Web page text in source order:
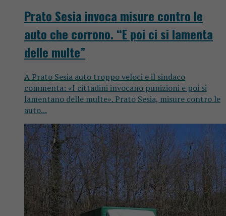
Prato Sesia invoca misure contro le
auto che corrono. “E poi ci si lamenta
delle multe”
A Prato Sesia auto troppo veloci e il sindaco
commenta: «I cittadini invocano punizioni e poi si
lamentano delle multe». Prato Sesia, misure contro le
auto...